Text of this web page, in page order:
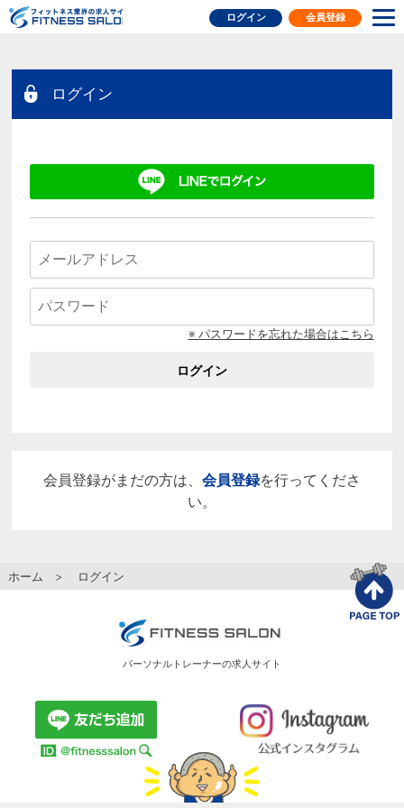
フィットネス業界の求人
ログイン 会員登録
ログイン
※ パスワードを忘れた場合はこちら
ログイン
会員登録がまだの方は、 会員登録を行ってくださ
い。
ホーム > ログイン
パーソナルトレーナーの求人サイト